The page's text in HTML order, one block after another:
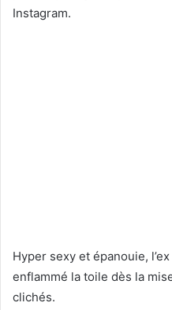
Instagram.
Hyper sexy et épanouie,
enflammé la toile dès la
clichés.